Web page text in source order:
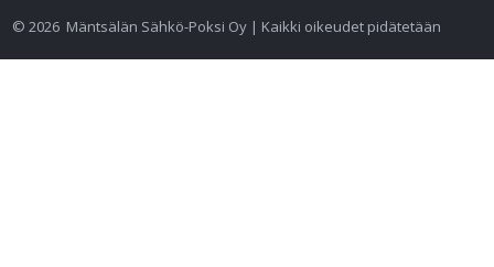
©2026 Mäntsälän Sähkö-Poksi Oy | Kaikki oikeudet pidätetään